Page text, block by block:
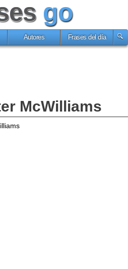
go
Autores Frases del día
McWilliams